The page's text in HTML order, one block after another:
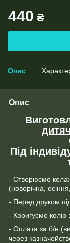
440 ₴
Опис
Опис
Під
- Створюємо
(новорічна,
- Перед друком
- Коригуємо колір
- Оплата за б/н
через